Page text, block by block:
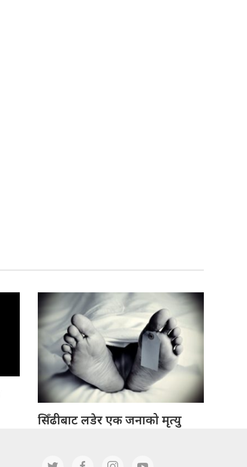
सिँढीबाट लडेर एक जनाको मृत्यु